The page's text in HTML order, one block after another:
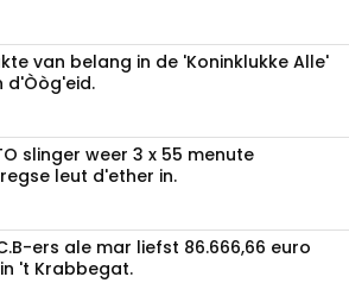
van belang in de 'Koninklukke Alle'
d'Òòg'eid.
slinger weer 3 x 55 menute
leut d'ether in.
ers ale mar liefst 86.666,66 euro
't Krabbegat.